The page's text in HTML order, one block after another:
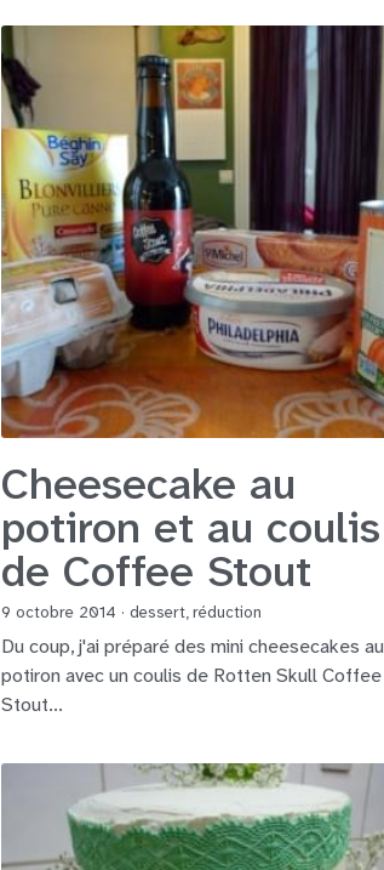
Cheesecake au
potiron et au coulis
de Coffee Stout
9 octobre 2014 ·dessert,réduction
Du coup, j'ai préparé des mini cheesecakes au
potiron avec un coulis de Rotten Skull Coffee
Stout...